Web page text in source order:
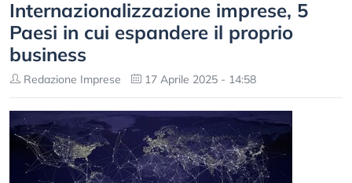
Internazionalizzazione imprese, 5
Paesi in cui espandere il proprio
business
Redazione Imprese 17 Aprile 2025 - 14:58